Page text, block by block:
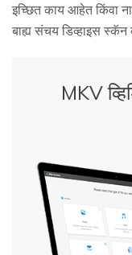
इच्छित काय आहेत किंवा
बाह्य संचय डिव्हाइस
MKV